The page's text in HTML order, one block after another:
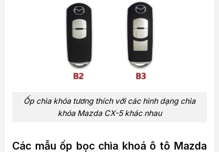
Ốp chìa khóa tương thích với các hình dạng chìa
khóa Mazda CX-5 khác nhau
Các mẫu ốp bọc chìa khoá ô tô Mazda